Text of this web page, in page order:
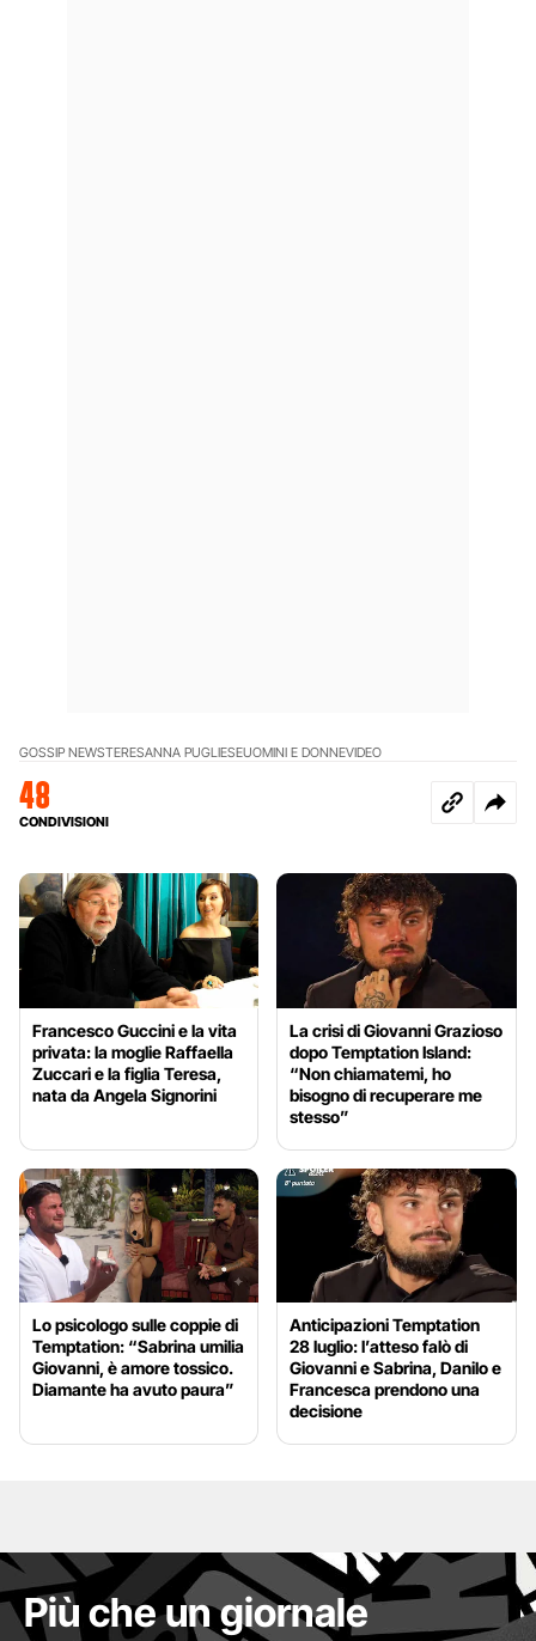
GOSSIP NEWSTERESANNA PUGLIESEUOMINI E DONNEVIDEO
48
CONDIVISIONI
Francesco Guccini e la vita
privata: la moglie Raffaella
Zuccari e la figlia Teresa,
nata da Angela Signorini
La crisi di Giovanni Grazioso
dopo Temptation Island:
“Non chiamatemi, ho
bisogno di recuperare me
stesso”
Lo psicologo sulle coppie di
Temptation: “Sabrina umilia
Giovanni, è amore tossico.
Diamante ha avuto paura”
Anticipazioni Temptation
28 luglio: l’atteso falò di
Giovanni e Sabrina, Danilo e
Francesca prendono una
decisione
Più che un giornale